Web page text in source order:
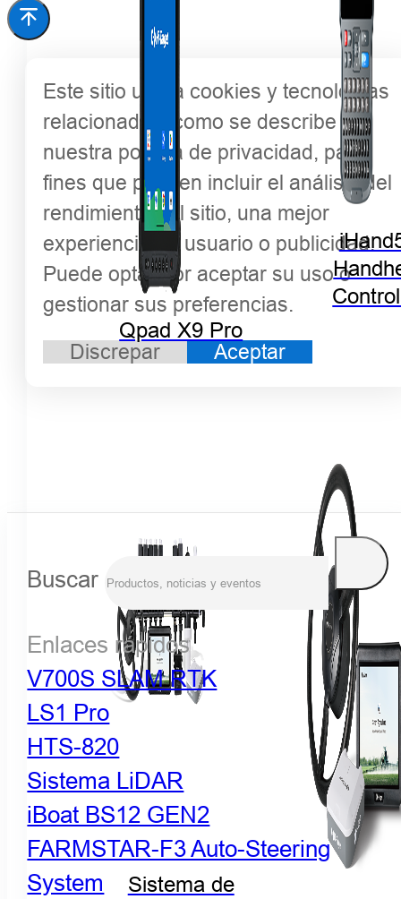
Qpad X9 Pro
Sistema de
Este sitio utiliza cookies y tecnologías
relacionadas, como se describe en
nuestra política de privacidad, para
fines que pueden incluir el análisis del
rendimiento del sitio, una mejor
experiencia de usuario o publicidad.
Puede optar por aceptar su uso o
gestionar sus preferencias.
Discrepar Aceptar
Buscar
Enlaces rápidos
V700S SLAM RTK
LS1 Pro
HTS-820
Sistema LiDAR
iBoat BS12 GEN2
FARMSTAR-F3 Auto-Steering
System